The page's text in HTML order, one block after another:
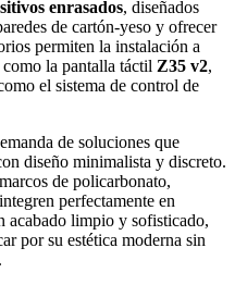
enrasados, diseñados
de cartón-yeso y ofrecer
permiten la instalación a
la pantalla táctil Z35 v2,
el sistema de control de
de soluciones que
diseño minimalista y discreto.
de policarbonato,
perfectamente en
acabado limpio y sofisticado,
por su estética moderna sin